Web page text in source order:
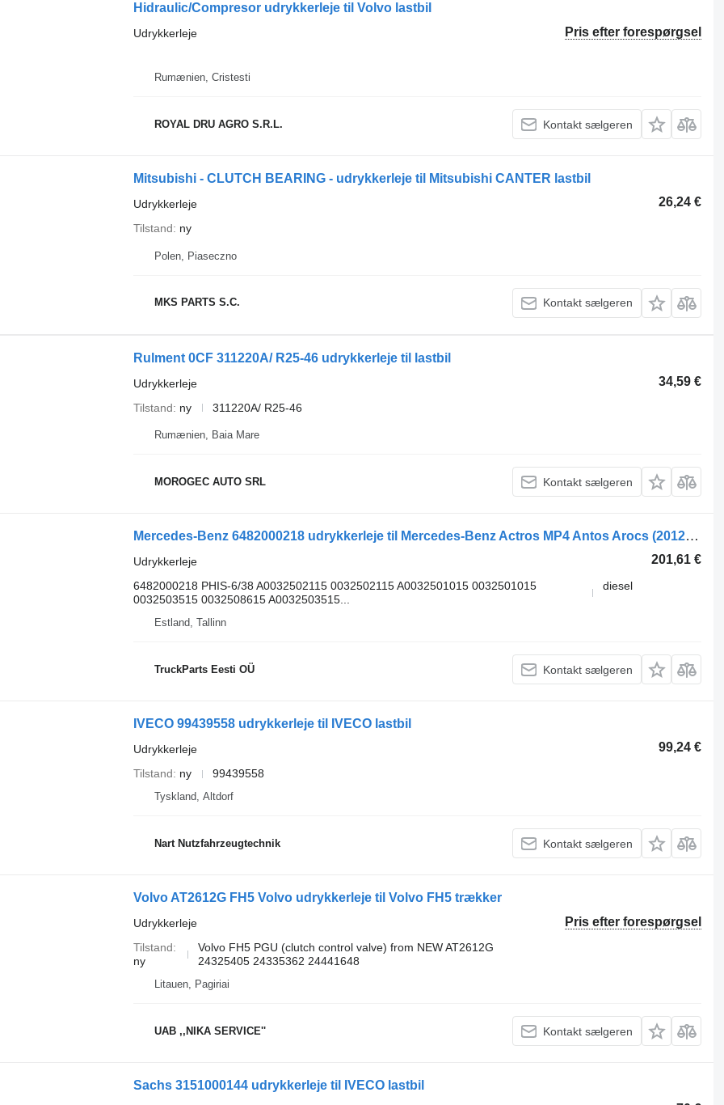
Hidraulic/Compresor udrykkerleje til Volvo lastbil
Pris efter forespørgsel
Udrykkerleje
Rumænien, Cristesti
ROYAL DRU AGRO S.R.L. Kontakt sælgeren
Mitsubishi - CLUTCH BEARING - udrykkerleje til Mitsubishi CANTER lastbil
26,24 €
Udrykkerleje
Tilstand
ny
Polen, Piaseczno
MKS PARTS S.C. Kontakt sælgeren
Rulment 0CF 311220A/ R25-46 udrykkerleje til lastbil
34,59 €
Udrykkerleje
Tilstand
ny 311220A/ R25-46
Rumænien, Baia Mare
MOROGEC AUTO SRL Kontakt sælgeren
Mercedes-Benz 6482000218 udrykkerleje til Mercedes-Benz Actros MP4 Antos Arocs (2012-) trækker
201,61 €
Udrykkerleje
6482000218 PHIS-6/38 A0032502115 0032502115 A0032501015 0032501015
0032503515 0032508615 A0032503515...
diesel
Estland, Tallinn
TruckParts Eesti OÜ Kontakt sælgeren
IVECO 99439558 udrykkerleje til IVECO lastbil
99,24 €
Udrykkerleje
Tilstand
ny 99439558
Tyskland, Altdorf
Nart Nutzfahrzeugtechnik Kontakt sælgeren
Volvo AT2612G FH5 Volvo udrykkerleje til Volvo FH5 trækker
Pris efter forespørgsel
Udrykkerleje
Tilstand
ny
Volvo FH5 PGU (clutch control valve) from NEW AT2612G
24325405 24335362 24441648
Litauen, Pagiriai
UAB ,,NIKA SERVICE'' Kontakt sælgeren
Sachs 3151000144 udrykkerleje til IVECO lastbil